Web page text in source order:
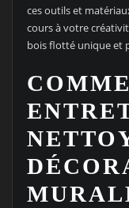
ces outils et
cours à votre
bois flotté unique et